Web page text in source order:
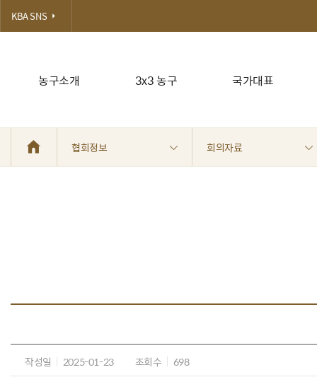
농구소개 3x3 농구 국가대표
KBA SNS
협회정보 회의자료
작성일 2025-01-23 조회수 698